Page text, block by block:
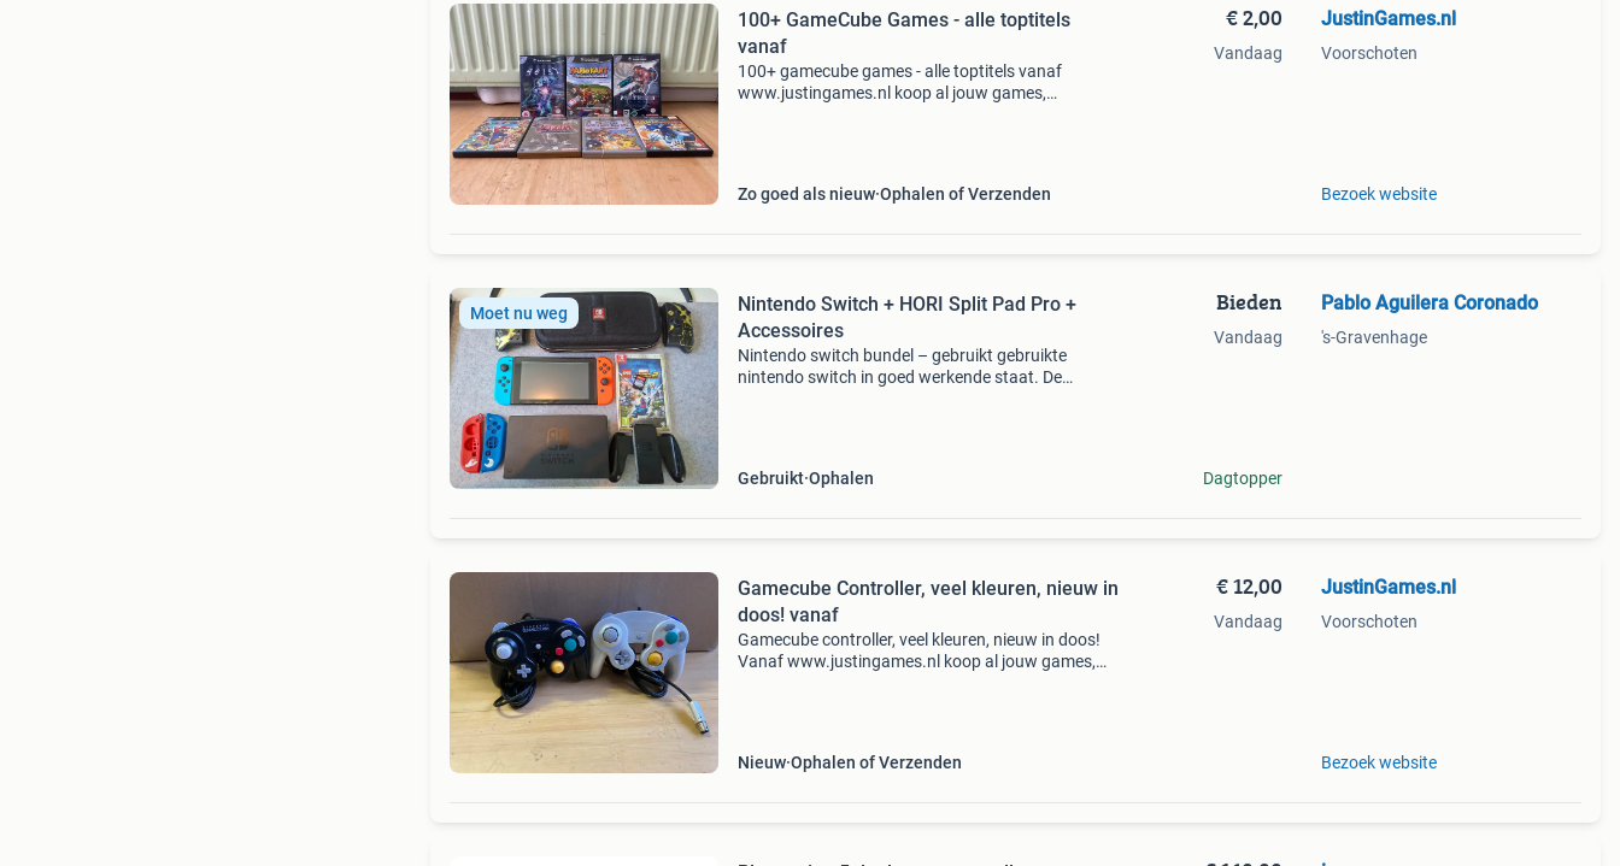
100+ GameCube Games - alle toptitels
vanaf
100+ gamecube games - alle toptitels vanaf
www.justingames.nl koop al jouw games,
Zo goed als nieuw Ophalen of Verzenden
€ 2,00
Vandaag
JustinGames.nl
Voorschoten
Bezoek website
Moet nu weg
Nintendo Switch + HORI Split Pad Pro +
Accessoires
Nintendo switch bundel – gebruikt gebruikte
nintendo switch in goed werkende staat. De
Gebruikt Ophalen
Bieden
Vandaag
Dagtopper
Pablo Aguilera Coronado
's-Gravenhage
Gamecube Controller, veel kleuren, nieuw in
doos! vanaf
Gamecube controller, veel kleuren, nieuw in doos!
Vanaf www.justingames.nl koop al jouw games,
Nieuw Ophalen of Verzenden
€ 12,00
Vandaag
JustinGames.nl
Voorschoten
Bezoek website